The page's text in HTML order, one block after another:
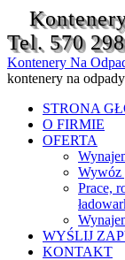
Tel. 570
Kontenery Na
kontenery na
STRONA
O FIRMIE
OFERTA
Wywóz
Prace,
WYŚLIJ
KONTAKT